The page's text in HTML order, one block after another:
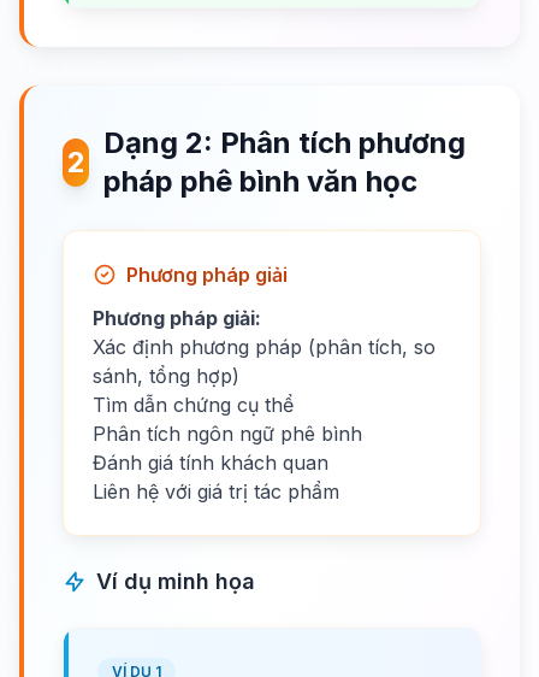
2
Dạng 2: Phân tích phương
pháp phê bình văn học
Phương pháp giải
Phương pháp giải:
Xác định phương pháp (phân tích, so
sánh, tổng hợp)
Tìm dẫn chứng cụ thể
Phân tích ngôn ngữ phê bình
Đánh giá tính khách quan
Liên hệ với giá trị tác phẩm
Ví dụ minh họa
VÍ DỤ 1